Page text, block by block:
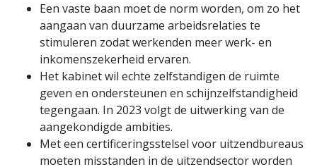
Een vaste baan moet de norm worden, om zo het
aangaan van duurzame arbeidsrelaties te
stimuleren zodat werkenden meer werk- en
inkomenszekerheid ervaren.
Het kabinet wil echte zelfstandigen de ruimte
geven en ondersteunen en schijnzelfstandigheid
tegengaan. In 2023 volgt de uitwerking van de
aangekondigde ambities.
Met een certificeringsstelsel voor uitzendbureaus
moeten misstanden in de uitzendsector worden